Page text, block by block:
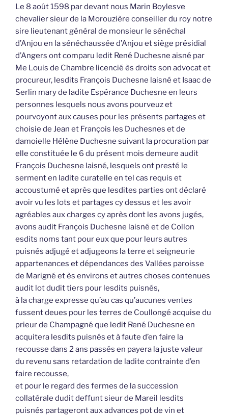
Le 8 août 1598 par devant nous Marin Boylesve
chevalier sieur de la Morouzière conseiller du roy notre
sire lieutenant général de monsieur le sénéchal
d’Anjou en la sénéchaussée d’Anjou et siège présidial
d’Angers ont comparu ledit René Duchesne aisné par
Me Louis de Chambre licencié ès droits son advocat et
procureur, lesdits François Duchesne laisné et Isaac de
Serlin mary de ladite Espérance Duchesne en leurs
personnes lesquels nous avons pourveuz et
pourvoyont aux causes pour les présents partages et
choisie de Jean et François les Duchesnes et de
damoielle Hélène Duchesne suivant la procuration par
elle constituée le 6 du présent mois demeure audit
François Duchesne laisné, lesquels ont presté le
serment en ladite curatelle en tel cas requis et
accoustumé et après que lesdites parties ont déclaré
avoir vu les lots et partages cy dessus et les avoir
agréables aux charges cy après dont les avons jugés,
avons audit François Duchesne laisné et de Collon
esdits noms tant pour eux que pour leurs autres
puisnés adjugé et adjugeons la terre et seigneurie
appartenances et dépendances des Vallées paroisse
de Marigné et ès environs et autres choses contenues
audit lot dudit tiers pour lesdits puisnés,
à la charge expresse qu’au cas qu’aucunes ventes
fussent deues pour les terres de Coullongé acquise du
prieur de Champagné que ledit René Duchesne en
acquitera lesdits puisnés et à faute d’en faire la
recousse dans 2 ans passés en payera la juste valeur
du revenu sans retardation de ladite contrainte d’en
faire recousse,
et pour le regard des fermes de la succession
collatérale dudit deffunt sieur de Mareil lesdits
puisnés partageront aux advances pot de vin et